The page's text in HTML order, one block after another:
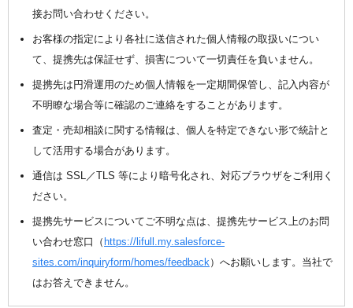
接お問い合わせください。
お客様の指定により各社に送信された個人情報の取扱いについ
て、提携先は保証せず、損害について一切責任を負いません。
提携先は円滑運用のため個人情報を一定期間保管し、記入内容が
不明瞭な場合等に確認のご連絡をすることがあります。
査定・売却相談に関する情報は、個人を特定できない形で統計と
して活用する場合があります。
通信は SSL／TLS 等により暗号化され、対応ブラウザをご利用く
ださい。
提携先サービスについてご不明な点は、提携先サービス上のお問
い合わせ窓口（ https://lifull.my.salesforce-
sites.com/inquiryform/homes/feedback ）へお願いします。当社で
はお答えできません。